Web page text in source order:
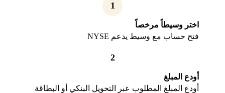
1
اختر وسيطاً مرخصاً
فتح حساب مع وسيط يدعم NYSE
2
أودع المبلغ
أودع المبلغ المطلوب عبر التحويل البنكي أو البطاقة